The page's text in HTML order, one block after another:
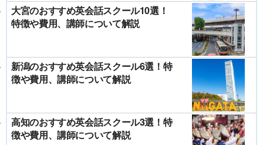
大宮のおすすめ英会話スクール10選！
特徴や費用、講師について解説
新潟のおすすめ英会話スクール6選！特
徴や費用、講師について解説
高知のおすすめ英会話スクール3選！特
徴や費用、講師について解説